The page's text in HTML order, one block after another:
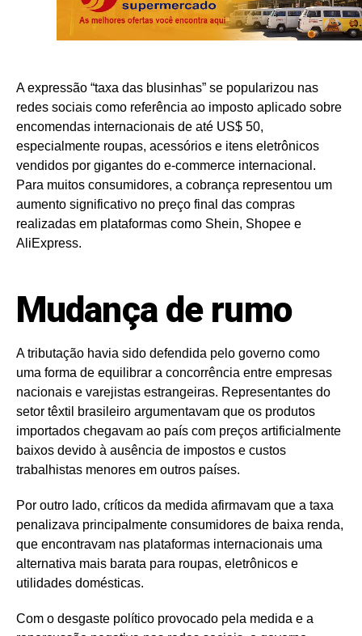
A expressão “taxa das blusinhas” se popularizou nas
redes sociais como referência ao imposto aplicado sobre
encomendas internacionais de até US$ 50,
especialmente roupas, acessórios e itens eletrônicos
vendidos por gigantes do e-commerce internacional.
Para muitos consumidores, a cobrança representou um
aumento significativo no preço final das compras
realizadas em plataformas como Shein, Shopee e
AliExpress.
Mudança de rumo
A tributação havia sido defendida pelo governo como
uma forma de equilibrar a concorrência entre empresas
nacionais e varejistas estrangeiras. Representantes do
setor têxtil brasileiro argumentavam que os produtos
importados chegavam ao país com preços artificialmente
baixos devido à ausência de impostos e custos
trabalhistas menores em outros países.
Por outro lado, críticos da medida afirmavam que a taxa
penalizava principalmente consumidores de baixa renda,
que encontravam nas plataformas internacionais uma
alternativa mais barata para roupas, eletrônicos e
utilidades domésticas.
Com o desgaste político provocado pela medida e a